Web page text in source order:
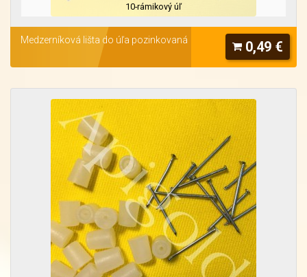
10-rámikový úľ
0,49 €
Medzerníková lišta do úľa pozinkovaná